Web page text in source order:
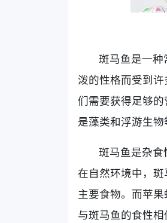
斑马鱼是一
泼的性格而受到
们需要获得足够
是藻类和浮游生
斑马鱼是杂食
在自然环境中，
主要食物。而苹
与斑马鱼的食性相